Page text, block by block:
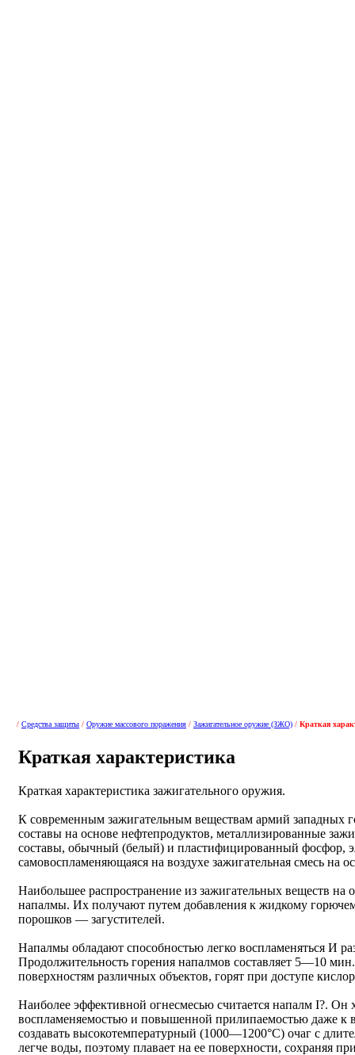
/ Средства защиты / Оружие массового поражения / Зажигательное оружие (ЗЖО) / Краткая
Краткая характеристика
Краткая характеристика зажигательного оружия.
К современным зажигательным веществам армий западных
составы на основе нефтепродуктов, металлизированные
составы, обычный (белый) и пластифицированный фосфор,
самовоспламеняющаяся на воздухе зажигательная смесь на
Наибольшее распространение из зажигательных веществ на
напалмы. Их получают путем добавления к жидкому
порошков — загустителей.
Напалмы обладают способностью легко воспламеняться И
Продолжительность горения напалмов составляет 5—10
поверхностям различных объектов, горят при доступе
Наиболее эффективной огнесмесью считается напалм I?. Он
воспламеняемостью и повышенной прилипаемостью даже к
создавать высокотемпературный (1000—1200°С) очаг с
легче воды, поэтому плавает на ее поверхности, сохраняя